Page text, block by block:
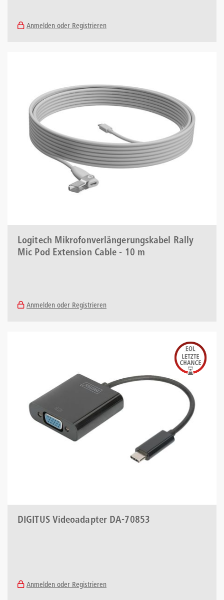
Anmelden oder Registrieren
Logitech Mikrofonverlängerungskabel Rally
Mic Pod Extension Cable - 10 m
Anmelden oder Registrieren
DIGITUS Videoadapter DA-70853
Anmelden oder Registrieren